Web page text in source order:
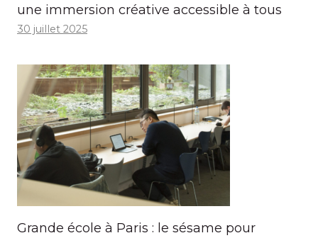
une immersion créative accessible à tous
30 juillet 2025
Grande école à Paris : le sésame pour